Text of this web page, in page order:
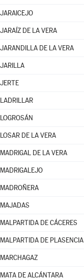
JARAICEJO
JARAÍZ DE LA VERA
JARANDILLA DE LA VERA
JARILLA
JERTE
LADRILLAR
LOGROSÁN
LOSAR DE LA VERA
MADRIGAL DE LA VERA
MADRIGALEJO
MADROÑERA
MAJADAS
MALPARTIDA DE CÁCERES
MALPARTIDA DE PLASENCIA
MARCHAGAZ
MATA DE ALCÁNTARA